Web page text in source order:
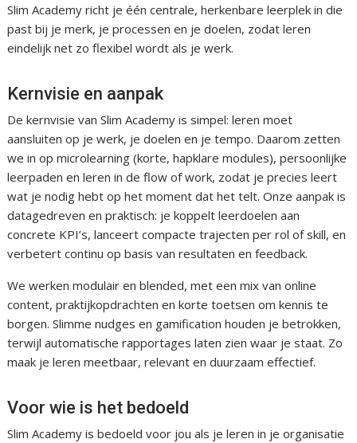
Slim Academy richt je één centrale, herkenbare leerplek in die
past bij je merk, je processen en je doelen, zodat leren
eindelijk net zo flexibel wordt als je werk.
Kernvisie en aanpak
De kernvisie van Slim Academy is simpel: leren moet
aansluiten op je werk, je doelen en je tempo. Daarom zetten
we in op microlearning (korte, hapklare modules), persoonlijke
leerpaden en leren in de flow of work, zodat je precies leert
wat je nodig hebt op het moment dat het telt. Onze aanpak is
datagedreven en praktisch: je koppelt leerdoelen aan
concrete KPI’s, lanceert compacte trajecten per rol of skill, en
verbetert continu op basis van resultaten en feedback.
We werken modulair en blended, met een mix van online
content, praktijkopdrachten en korte toetsen om kennis te
borgen. Slimme nudges en gamification houden je betrokken,
terwijl automatische rapportages laten zien waar je staat. Zo
maak je leren meetbaar, relevant en duurzaam effectief.
Voor wie is het bedoeld
Slim Academy is bedoeld voor jou als je leren in je organisatie